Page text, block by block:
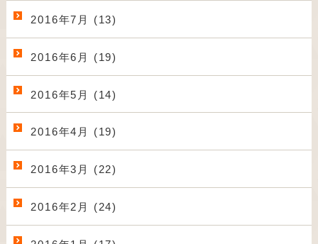
2016年7月 (13)
2016年6月 (19)
2016年5月 (14)
2016年4月 (19)
2016年3月 (22)
2016年2月 (24)